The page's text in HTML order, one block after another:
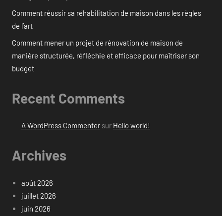
Comment réussir sa réhabilitation de maison dans les règles
de l’art
Comment mener un projet de rénovation de maison de
manière structurée, réfléchie et efficace pour maîtriser son
budget
Recent Comments
A WordPress Commentersur Hello world!
Archives
août 2026
juillet 2026
juin 2026